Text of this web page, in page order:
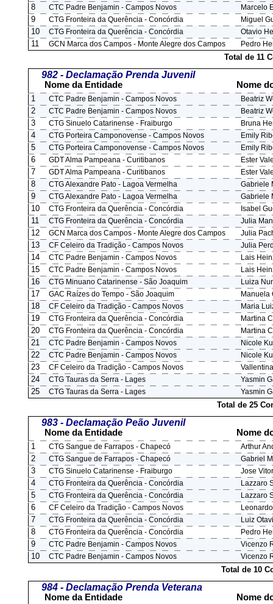
Marcelo
8
CTC Padre Benjamin - Campos Novos
Miguel
9
CTG Fronteira da Querência - Concórdia
Otavio
10
CTG Fronteira da Querência - Concórdia
Pedro
11 GCN Marca dos Campos - Monte Alegre dos Campos
Total de 11
Nome da Entidade Nome
982 - Declamação Prenda Juvenil
Beatriz
1
CTC Padre Benjamin - Campos Novos
Beatriz
2
CTC Padre Benjamin - Campos Novos
Bruna
3
CTG Sinuelo Catarinense - Fraiburgo
Emily
4
CTG Porteira Camponovense - Campos Novos
Emily
5
CTG Porteira Camponovense - Campos Novos
Ester
6
GDT Alma Pampeana - Curitibanos
Ester
7
GDT Alma Pampeana - Curitibanos
Gabriele
8
CTG Alexandre Pato - Lagoa Vermelha
Gabriele
9
CTG Alexandre Pato - Lagoa Vermelha
Isabel
10
CTG Fronteira da Querência - Concórdia
Julia
11
CTG Fronteira da Querência - Concórdia
Julia
12
GCN Marca dos Campos - Monte Alegre dos Campos
Julia
13
CF Celeiro da Tradição - Campos Novos
Lais
14
CTC Padre Benjamin - Campos Novos
Lais
15
CTC Padre Benjamin - Campos Novos
Luiza
16
CTG Minuano Catarinense - São Joaquim
Manuela
17
GAC Raízes do Tempo - São Joaquim
Maria
18
CF Celeiro da Tradição - Campos Novos
Martina
19
CTG Fronteira da Querência - Concórdia
Martina
20
CTG Fronteira da Querência - Concórdia
Nicole
21
CTC Padre Benjamin - Campos Novos
Nicole
22
CTC Padre Benjamin - Campos Novos
23
CF Celeiro da Tradição - Campos Novos
Yasmin
24
CTG Tauras da Serra - Lages
Yasmin
25 CTG Tauras da Serra - Lages
Total de 25
Nome da Entidade Nome
983 - Declamação Peão Juvenil
Arthur
1
CTG Sangue de Farrapos - Chapecó
Gabriel
2
CTG Sangue de Farrapos - Chapecó
Jose
3
CTG Sinuelo Catarinense - Fraiburgo
Lazzaro
4
CTG Fronteira da Querência - Concórdia
Lazzaro
5
CTG Fronteira da Querência - Concórdia
6
CF Celeiro da Tradição - Campos Novos
Luiz
7
CTG Fronteira da Querência - Concórdia
Pedro
8
CTG Fronteira da Querência - Concórdia
Vicenzo
9
CTC Padre Benjamin - Campos Novos
Vicenzo
10 CTC Padre Benjamin - Campos Novos
Total de 10
Nome da Entidade Nome
984 - Declamação Prenda Veterana